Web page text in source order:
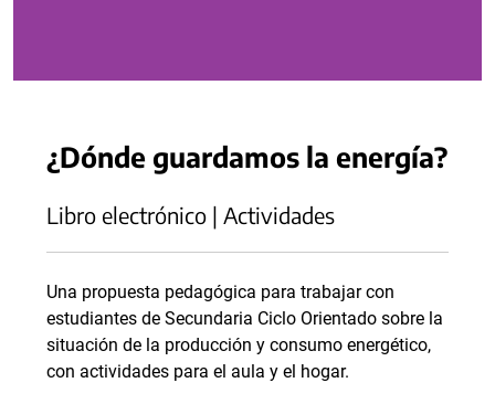
¿Dónde guardamos la energía?
Libro electrónico | Actividades
Una propuesta pedagógica para trabajar con
estudiantes de Secundaria Ciclo Orientado sobre la
situación de la producción y consumo energético,
con actividades para el aula y el hogar.